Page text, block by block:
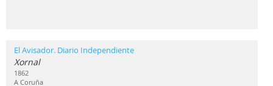
El Avisador. Diario Independiente
Xornal
1862
A Coruña